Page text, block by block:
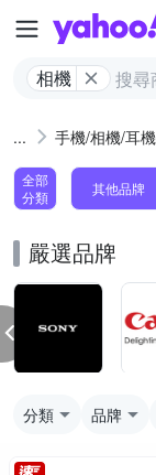
相機
手機/相機/耳
全部
分類
其他品牌
嚴選品牌
分類 品牌